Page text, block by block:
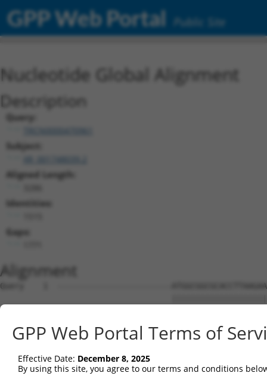
GPP Web Portal Public Site
Nucleotide Global Alignment
Description
Query:
Subject:
Aligned Length:
Identities:
Gaps:
Alignment
Query    1  ------------------------ATGGCGGCGCACCTTAAGAAGCGGGTTTATGAGGAATTCACGAAAGTGGT  50
                                    ||||||||||||||||||||||||||||||||||||||||||||||||||
Sbjct    1  AGCTGAGAGGGCCCGCGGGTAGGCATGGCGGCGCACCTTAAGAAGCGGGTTTATGAGGAATTCACGAAAGTGGT  74

Query   51  TCAGCCACAGGAGGAAATTGCTACTAAGAAACTCCGACTAACAAAACCAAGTAAATCTGCAGCACTCCACATAG  124
            ||||||||||||||||||||||||||||||||||||||||||||||||||||||||||||||||||||||||||
Sbjct   75  TCAGCCACAGGAGGAAATTGCTACTAAGAAACTCCGACTAACAAAACCAAGTAAATCTGCAGCACTCCACATAG  148

Query  125  ATCTGTGTAAAGCTACCTCCCCAGCAGATGCTTTGCAATACTTGCTCCAGTTTGCCAGGAAGCCTGTCGAGGCG  198
            ||||||||||||||||||||||||||||||||||||||||||||||||||||||||||||||||||||||||||
Sbjct  149  ATCTGTGTAAAGCTACCTCCCCAGCAGATGCTTTGCAATACTTGCTCCAGTTTGCCAGGAAGCCTGTCGAGGCG  222

Query  199  GAAAGCGTAGAGGGAGTAGTCAGGATTCTCTTGGAACATTATTACAAGGAGAATGATCCATCTGTGAGACTGAA  272
            ||||||||||||||||||||||||||||||||||||||||||||||||||||||||||||||||||||||||||
Sbjct  223  GAAAGCGTAGAGGGAGTAGTCAGGATTCTCTTGGAACATTATTACAAGGAGAATGATCCATCTGTGAGACTGAA  296

Query  273  AATTGCATCATTGTTGGGTTTATTATCAAAGACAGCAGGATTTTCACCAGACTGCATTATGGATGATGCCATCA  346
            ||||||||||||||||||||||||||||||||||||||||||||||||||||||||||||||||||||||||||
Sbjct  297  AATTGCATCATTGTTGGGTTTATTATCAAAGACAGCAGGATTTTCACCAGACTGCATTATGGATGATGCCATCA  370

Query  347  ACATCCTGCAGAATGAAAAGTCTCATCAAGTCCTAGCTCAACTGCTGGATACTTTGCTTGCAATTGGCACTAAG  420
            ||||||||||||||||||||||||||||||||||||||||||||||||||||||||||||||||||||||||||
Sbjct  371  ACATCCTGCAGAATGAAAAGTCTCATCAAGTCCTAGCTCAACTGCTGGATACTTTGCTTGCAATTGGCACTAAG  444

Query  421  CTACCAGAGAATCAAGCTATCCAAATGCGATTAGTTGATGTGGCCTGCAAGCATCTGACAGATACGTCTCATGG  494
            ||||||||||||||||||||||||||||||||||||||||||||||||||||||||||||||||||||||||||
Sbjct  445  CTACCAGAGAATCAAGCTATCCAAATGCGATTAGTTGATGTGGCCTGCAAGCATCTGACAGATACGTCTCATGG  518

Query  495  TGTAAGAAATAAGTGCCTGCAGTTACTTGGCAATCTTGGCTCTTTGGAGAAAAGTGTCACAAAAGATGCAGAAG  568
            ||||||||||||||||||||||||||||||||||||||||||||||||||||||||||||||||||||||||||
Sbjct  519  TGTAAGAAATAAGTGCCTGCAGTTACTTGGCAATCTTGGCTCTTTGGAGAAAAGTGTCACAAAAGATGCAGAAG  592

Query  569  GCCTAGCTGCCAGAGATGTCCAGAAGATTATAGGGGATTACTTCAGTGACCAAGACCCACGTGTCAGAACAGCA  642
            ||||||||||||||||||||||||||||||||||||||||||||||||||||||||||||||||||||||||||
Sbjct  593  GCCTAGCTGCCAGAGATGTCCAGAAGATTATAGGGGATTACTTCAGTGACCAAGACCCACGTGTCAGAACAGCA  666

Query  643  GCTATAAAAGCCATGTTGCAGCTCCATGAAAGAGGACTGAAATTACACCAAACAATTTATAATCAGGCCTGTAA  716
            ||||||||||||||||||||||||||||||||||||||||||||||||||||||||||||||||||||||||||
Sbjct  667  GCTATAAAAGCCATGTTGCAGCTCCATGAAAGAGGACTGAAATTACACCAAACAATTTATAATCAGGCCTGTAA  740

Query  717  ATTACTCTCTGATGACTATGAACAAGTGCGCAGTGCTGCAGTCCAGCTTATCTGGGTCGTCAGTCAGCTCTATC  790
            ||||||||||||||||||||||||||||||||||||||||||||||||||||||||||||||||||||||||||
Sbjct  741  ATTACTCTCTGATGACTATGAACAAGTGCGCAGTGCTGCAGTCCAGCTTATCTGGGTCGTCAGTCAGCTCTATC  814

Query  791  CTGAAAGCATTGTCCCAATTCCTTCTTCTAATGAAGAAATACGCTTAGTTGATGATGCGTTTGGCAAAATTTGT  864
            ||||||||||||||||||||||||||||||||||||||||||||||||||||||||||||||||||||||||||
Sbjct  815  CTGAAAGCATTGTCCCAATTCCTTCTTCTAATGAAGAAATACGCTTAGTTGATGATGCGTTTGGCAAAATTTGT  888

Query  865  CACATGGTCAGTGATGGCTCTTGGGTGGTTCGTGTTCAGGCAGCAAAACTGTTGGGCTCTATGGAGCAAGTCAG  938
            ||||||||||||||||||||||||||||||||||||||||||||||||||||||||||||||||||||||||||
Sbjct  889  CACATGGTCAGTGATGGCTCTTGGGTGGTTCGTGTTCAGGCAGCAAAACTGTTGGGCTCTATGGAGCAAGTCAG  962

Query  939  TTCTCATTTCTTGGAGCAGACCCTTGACAAGAAGCTGATGTCAGATCTGAGGAGGAAACGTACTGCACATGAGC  1012
            ||||||||||||||||||||||||||||||||||||||||||||||||||||||||||||||||||||||||||
Sbjct  963  TTCTCATTTCTTGGAGCAGACCCTTGACAAGAAGCTGATGTCAGATCTGAGGAGGAAACGTACTGCACATGAGC  1036

Query 1013  GTGCCAAGGAACTTTACAGTTCGGGGGAGTTTTCCAGTGGCAGAAAGTGGGGAGATGATGCTCCCAAGGAAGAA  1086
            ||||||||||||||||||||||||||||||||||||||||||||||||||||||||||||||||||||||||||
Sbjct 1037  GTGCCAAGGAACTTTACAGTTCGGGGGAGTTTTCCAGTGGCAGAAAGTGGGGAGATGATGCTCCCAAGGAAGAA  1110

Query 1087  GTAGATACCGGGGCTGTGAACTTGATTGAGTCAGGAGCTTGTGGAGCTTTTGTTCATGGGTTGGAAGATGAGAT  1160
            ||||||||||||||||||||||||||||||||||||||||||||||||||||||||||||||||||||||||||
Sbjct 1111  GTAGATACCGGGGCTGTGAACTTGATTGAGTCAGGAGCTTGTGGAGCTTTTGTTCATGGGTTGGAAGATGAGAT  1184

Query 1161  GTATGAGGTTCGTATTGCTGCTGTGGAGGCCCTCTGCATGTTGGCCCAGTCTTCACCCTCTTTTGCTGAGAAGT  1234
            ||||||||||||||||||||||||||||||||||||||||||||||||||||||||||||||||||||||||||
Sbjct 1185  GTATGAGGTTCGTATTGCTGCTGTGGAGGCCCTCTGCATGTTGGCCCAGTCTTCACCCTCTTTTGCTGAGAAGT  1258

Query 1235  GCCTTGATTTCCTAGTTGACATGTTCAACGATGAAATTGAGGAAGTACGTCTGCAGTCTATACATACCATGAGA  1308
            ||||||||||||||||||||||||||||||||||||||||||||||||||||||||||||||||||||||||||
Sbjct 1259  GCCTTGATTTCCTAGTTGACATGTTCAACGATGAAATTGAGGAAGTACGTCTGCAGTCTATACATACCATGAGA  1332

Query 1309  AAAATCTCTAACAACATCACCCTCCGAGAAGATCAGCTTGACACTGTCCTGGCTGTGCTAGAGGATTCATCCAG  1382
            ||||||||||||||||||||||||||||||||||||||||||||||||||||||||||||||||||||||||||
Sbjct 1333  AAAATCTCTAACAACATCACCCTCCGAGAAGATCAGCTTGACACTGTCCTGGCTGTGCTAGAGGATTCATCCAG  1406

Query 1383  AGATATTCGAGAGGCTCTTCATGAACTCTTATGCTGTACTAATGTTTCAACCAAAGAAGGGATTCATCTTGCAT  1456
            ||||||||||||||||||||||||||||||||||||||||||||||||||||||||||||||||||||||||||
Sbjct 1407  AGATATTCGAGAGGCTCTTCATGAACTCTTATGCTGTACTAATGTTTCAACCAAAGAAGGGATTCATCTTGCAT  1480

Query 1457  TGGTGGAGCTGCTGAAAAATTTAACCAAGTACCCTACTGATAGGGACTCCATATGGAAG---------------  1515
            |||||||||||||||||||||||||||||||||||||||||||||||||||||||||||
GPP Web Portal Terms of
Effective Date: December 8, 2025
By using this site, you agree to our terms and conditions